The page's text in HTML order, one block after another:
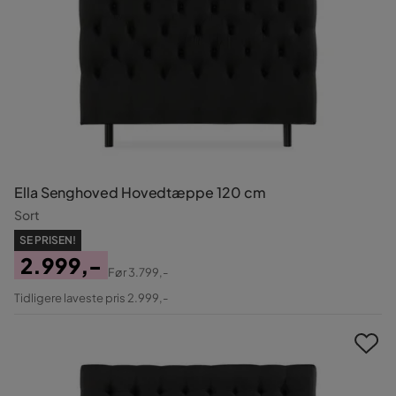
Ella Senghoved Hovedtæppe 120 cm
Sort
SE PRISEN!
Pris
2.999,-
Original
Før3.799,-
Tidligere laveste pris 2.999,-